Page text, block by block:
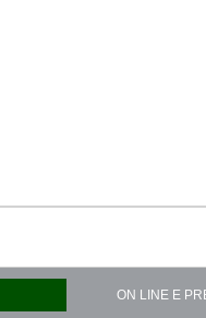
ON LINE E